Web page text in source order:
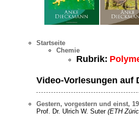
Startseite
Chemie
Rubrik:
Video-Vorlesungen auf
Gestern, vorgestern und einst,
Prof. Dr. Ulrich W. Suter (ETH